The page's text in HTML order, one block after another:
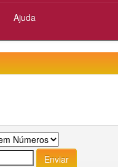
Ajuda